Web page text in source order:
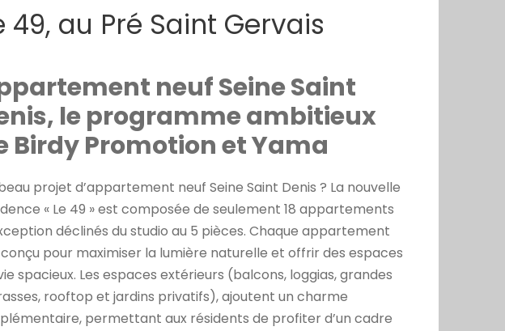
49, au Pré Saint Gervais
neuf Seine Saint
le programme ambitieux
Birdy Promotion et Yama
projet d’appartement neuf Seine Saint Denis ? La nouvelle
« Le 49 » est composée de seulement 18 appartements
déclinés du studio au 5 pièces. Chaque appartement
pour maximiser la lumière naturelle et offrir des espaces
spacieux. Les espaces extérieurs (balcons, loggias, grandes
rooftop et jardins privatifs), ajoutent un charme
permettant aux résidents de profiter d’un cadre